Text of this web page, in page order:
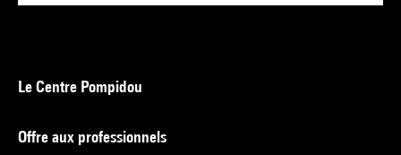
Le Centre Pompidou
Offre aux professionnels